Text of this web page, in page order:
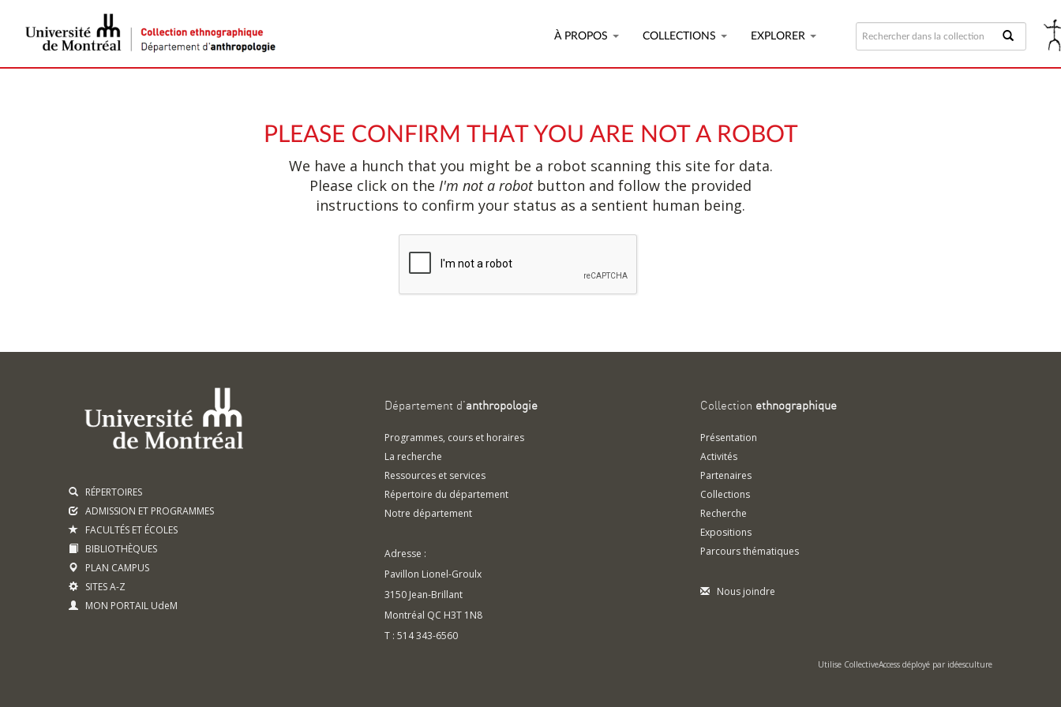
À PROPOS COLLECTIONS EXPLORER
PLEASE CONFIRM THAT YOU ARE NOT A ROBOT
We have a hunch that you might be a robot scanning this site for data.
Please click on the I'm not a robotbutton and follow the provided
instructions to confirm your status as a sentient human being.
RÉPERTOIRES
ADMISSION ET PROGRAMMES
FACULTÉS ET ÉCOLES
BIBLIOTHÈQUES
PLAN CAMPUS
SITES A-Z
MON PORTAIL UdeM
Département d'anthropologie
Programmes, cours et horaires
La recherche
Ressources et services
Répertoire du département
Notre département
Adresse :
Pavillon Lionel-Groulx
3150 Jean-Brillant
Montréal QC H3T 1N8
T : 514 343-6560
Collection ethnographique
Présentation
Activités
Partenaires
Collections
Recherche
Expositions
Parcours thématiques
Nous joindre
Utilise CollectiveAccess déployé par idéesculture